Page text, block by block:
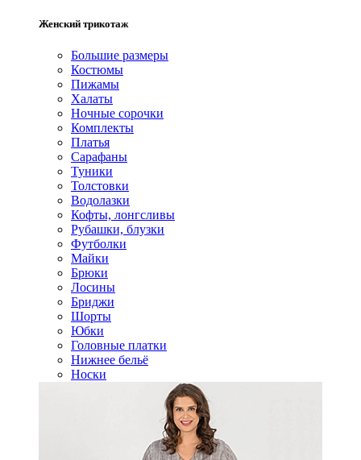
Женский трикотаж
Большие размеры
Костюмы
Пижамы
Халаты
Ночные сорочки
Комплекты
Платья
Сарафаны
Туники
Толстовки
Водолазки
Кофты, лонгсливы
Рубашки, блузки
Футболки
Майки
Брюки
Лосины
Бриджи
Шорты
Юбки
Головные платки
Нижнее бельё
Носки